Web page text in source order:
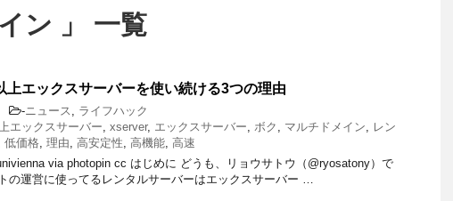
ン 」 一覧
上エックスサーバーを使い続ける3つの理由
-ニュース , ライフハック
エックスサーバー, xserver, エックスサーバー, ボク , マルチドメイン, レン
低価格, 理由, 高安定性, 高機能, 高速
via photopin cc はじめに どうも、リョウサトウ（@ryosatony）で
の運営に使ってるレンタルサーバーはエックスサーバー …